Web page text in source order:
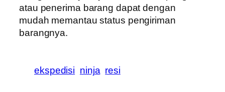
atau penerima barang dapat dengan
mudah memantau status pengiriman
barangnya.
ekspedisi ninja resi